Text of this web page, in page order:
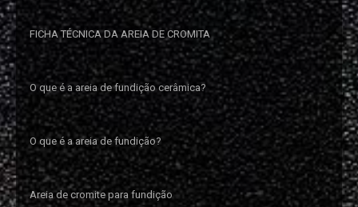
FICHA TÉCNICA DA AREIA DE CROMITA
O que é a areia de fundição cerâmica?
O que é a areia de fundição?
Areia de cromite para fundição